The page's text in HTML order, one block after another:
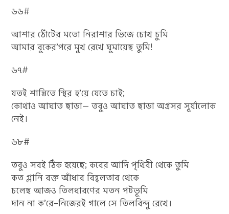
৬৬#
আশার ঠোঁটের মতো নিরাশার ভিজে চোখ চুমি
আমার বুকের’পরে মুখ রেখে ঘুমায়েছ তুমি!
৬৭#
যতই শান্তিতে স্থির হ’য়ে যেতে চাই;
কোথাও আঘাত ছাড়া— তবুও আঘাত ছাড়া অগ্রসর সূর্যালোক
নেই।
৬৮#
তবুও সবই ঠিক হয়েছে; কবের আদি পৃথিবী থেকে তুমি
কত গ্লানি রক্ত আঁধার বিহ্বলতার থেকে
চলেছ আজও তিলধারণের মতন পটভূমি
দান না ক’রে–নিজেরই গালে সে তিলবিন্দু রেখে।